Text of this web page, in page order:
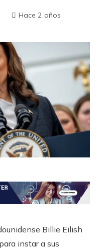
Hace 2 años
Billie Eilish
instar a sus